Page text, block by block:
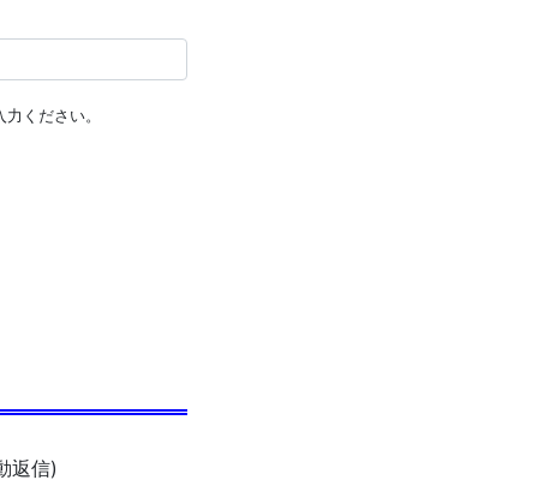
ください。
返信)